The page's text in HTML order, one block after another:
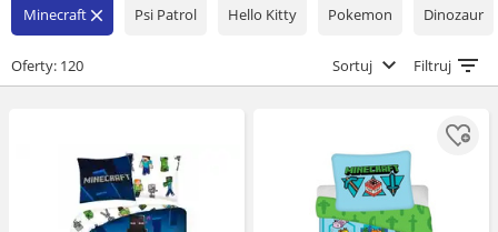
Minecraft close Psi Patrol Hello Kitty Pokemon Dinozaur
Oferty: 120 Sortuj Filtruj